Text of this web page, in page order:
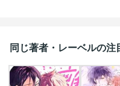
同じ著者・レーベルの注